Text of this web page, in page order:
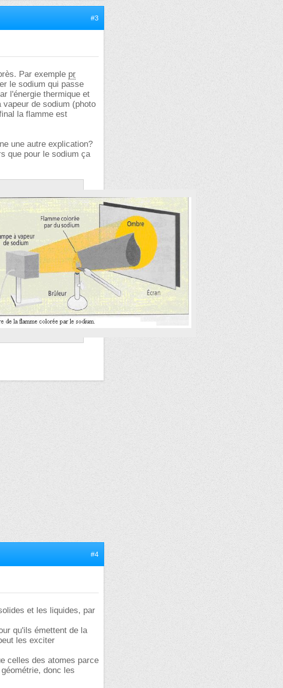
#3
Par exemple pr
le sodium qui passe
l'énergie thermique et
de sodium (photo
la flamme est
une autre explication?
que pour le sodium ça
#4
et les liquides, par
qu'ils émettent de la
les exciter
celles des atomes parce
donc les